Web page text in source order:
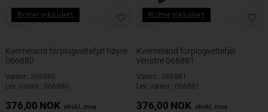
Bolter inkludert
Kverneland forplogveltefjøl høyre
066880
Varenr.: 366880
Lev. varenr.: 066880
376,00 NOK ekskl. mva
Bolter inkludert
Kverneland forplogveltefjøl
venstre 066881
Varenr.: 366881
Lev. varenr.: 066881
376,00 NOK ekskl. mva